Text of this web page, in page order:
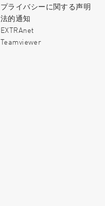
プライバシーに関する声明
法的通知
EXTRAnet
Teamviewer